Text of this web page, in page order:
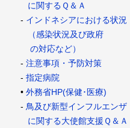
に関するＱ＆Ａ
- インドネシアにおける状況
（感染状況及び政府
の対応など）
- 注意事項・予防対策
- 指定病院
• 外務省HP(保健･医療)
- 鳥及び新型インフルエンザ
に関する大使館支援Ｑ＆Ａ